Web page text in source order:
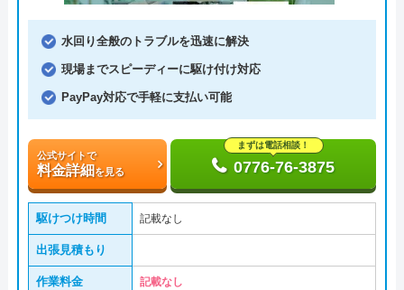
水回り全般のトラブルを迅速に解決
現場までスピーディーに駆け付け対応
PayPay対応で手軽に支払い可能
公式サイトで
料金詳細を見る
まずは電話相談！
0776-76-3875
駆けつけ時間 記載なし
出張見積もり
作業料金 記載なし